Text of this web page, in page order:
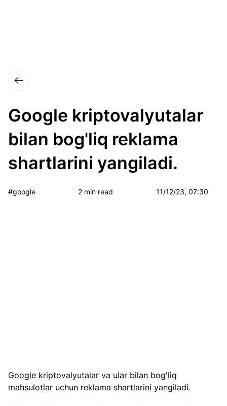
Google kriptovalyutalar
bilan bog'liq reklama
shartlarini yangiladi.
#google 2 min read 11/12/23, 07:30
Google kriptovalyutalar va ular bilan bog'liq
mahsulotlar uchun reklama shartlarini yangiladi.